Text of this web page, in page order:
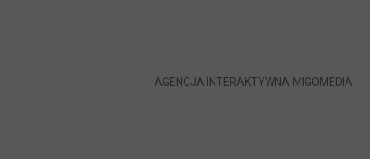
AGENCJA INTERAKTYWNA LINK OTWIERA
MIGOMEDIA